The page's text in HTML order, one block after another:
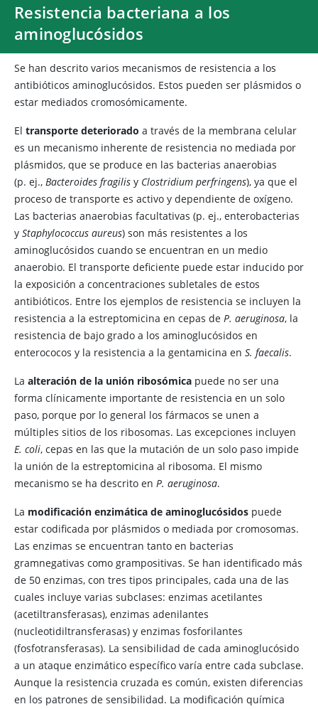
Resistencia bacteriana a los
aminoglucósidos
Se han descrito varios mecanismos de resistencia a los
antibióticos aminoglucósidos. Estos pueden ser plásmidos o
estar mediados cromosómicamente.
El transporte deteriorado a través de la membrana celular
es un mecanismo inherente de resistencia no mediada por
plásmidos, que se produce en las bacterias anaerobias
(p. ej., Bacteroides fragilis y Clostridium perfringens), ya que el
proceso de transporte es activo y dependiente de oxígeno.
Las bacterias anaerobias facultativas (p. ej., enterobacterias
y Staphylococcus aureus) son más resistentes a los
aminoglucósidos cuando se encuentran en un medio
anaerobio. El transporte deficiente puede estar inducido por
la exposición a concentraciones subletales de estos
antibióticos. Entre los ejemplos de resistencia se incluyen la
resistencia a la estreptomicina en cepas de P. aeruginosa, la
resistencia de bajo grado a los aminoglucósidos en
enterococos y la resistencia a la gentamicina en S. faecalis.
La alteración de la unión ribosómica puede no ser una
forma clínicamente importante de resistencia en un solo
paso, porque por lo general los fármacos se unen a
múltiples sitios de los ribosomas. Las excepciones incluyen
E. coli, cepas en las que la mutación de un solo paso impide
la unión de la estreptomicina al ribosoma. El mismo
mecanismo se ha descrito en P. aeruginosa.
La modificación enzimática de aminoglucósidos puede
estar codificada por plásmidos o mediada por cromosomas.
Las enzimas se encuentran tanto en bacterias
gramnegativas como grampositivas. Se han identificado más
de 50 enzimas, con tres tipos principales, cada una de las
cuales incluye varias subclases: enzimas acetilantes
(acetiltransferasas), enzimas adenilantes
(nucleotidiltransferasas) y enzimas fosforilantes
(fosfotransferasas). La sensibilidad de cada aminoglucósido
a un ataque enzimático específico varía entre cada subclase.
Aunque la resistencia cruzada es común, existen diferencias
en los patrones de sensibilidad. La modificación química